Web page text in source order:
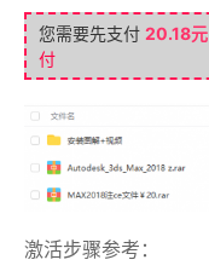
您需要先支付 20.18元
付
激活步骤参考：